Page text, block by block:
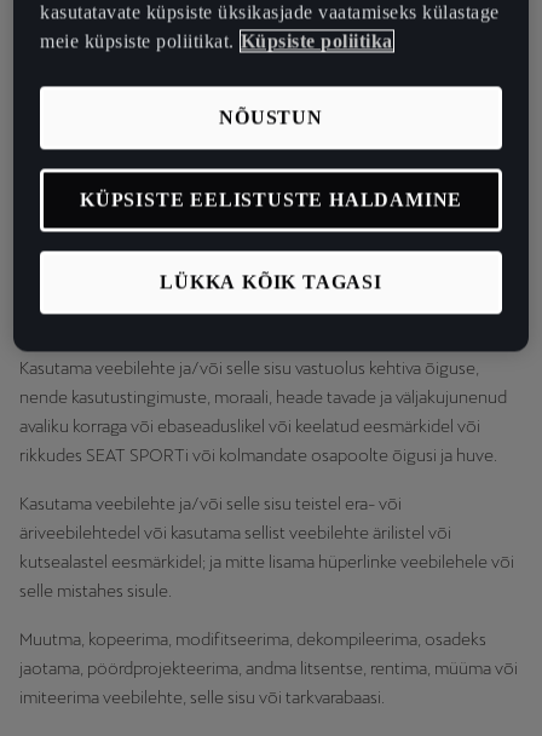
Kasutaja tunnistab ning nõustub vabatahtlikult ja selgesõnaliselt, et
veebilehe kasutamine toimub igal ajal tema ainuisikulisel vastutusel.
Veebilehe kasutamisel kohustub kasutaja mitte tegutsema ühelgi
kahjustada SEAT SPORTi või kolmandate osapoolte mainet, huve
või õigusi; ega viisil, mis võiks SEAT SPORTi veebilehte kahjustada,
muuta selle kasutuks või selle üle koormata või muul moel takistada
eespool nimetatud veebilehe mis tahes tavapärast kasutamist.
Eelkõige kohustub kasutaja mitte tegema ühtegi järgmistest
toimingutest:
Kasutama veebilehte ja/või selle sisu vastuolus kehtiva õiguse,
nende kasutustingimuste, moraali, heade tavade ja väljakujunenud
avaliku korraga või ebaseaduslikel või keelatud eesmärkidel või
rikkudes SEAT SPORTi või kolmandate osapoolte õigusi ja huve.
Kasutama veebilehte ja/või selle sisu teistel era- või
äriveebilehtedel või kasutama sellist veebilehte ärilistel või
kutsealastel eesmärkidel; ja mitte lisama hüperlinke veebilehele või
selle mistahes sisule.
Muutma, kopeerima, modifitseerima, dekompileerima, osadeks
jaotama, pöördprojekteerima, andma litsentse, rentima, müüma või
imiteerima veebilehte, selle sisu või tarkvarabaasi.
kasutatavate küpsiste üksikasjade vaatamiseks külastage
meie küpsiste poliitikat. Küpsiste poliitika
LÜKKA KÕIK TAGASI
NÕUSTUN
KÜPSISTE EELISTUSTE HALDAMINE